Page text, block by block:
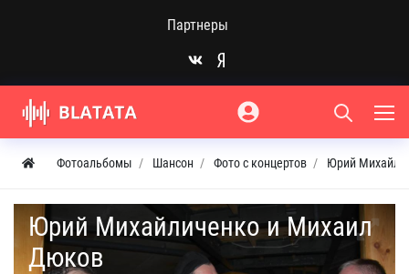
Партнеры
Фотоальбомы Шансон Фото с концертов Юрий
Юрий Михайличенко и Михаил
Дюков